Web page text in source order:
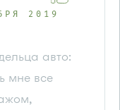
2019
авто:
мне все